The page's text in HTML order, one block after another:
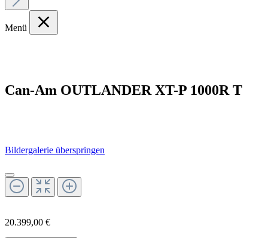
Menü
Can-Am OUTLANDER XT-P 1000R T
Bildergalerie überspringen
20.399,00 €